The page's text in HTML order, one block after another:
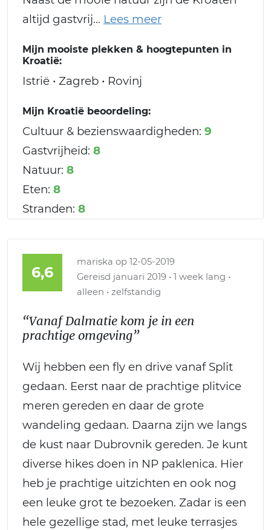
altijd gastvrij
Mijn mooiste plekken & hoogtepunten in
Kroatië:
Istrië • Zagreb • Rovinj
Mijn Kroatië beoordeling:
Cultuur & bezienswaardigheden: 9
Gastvrijheid: 8
Natuur: 8
Eten: 8
Stranden: 8
6,6
mariska op 12-05-2019
Gereisd januari 2019 • 1 week lang •
alleen • zelfstandig
“Vanaf Dalmatie kom je in een
prachtige omgeving”
Wij hebben een fly en drive vanaf Split
gedaan. Eerst naar de prachtige plitvice
meren gereden en daar de grote
wandeling gedaan. Daarna zijn we langs
de kust naar Dubrovnik gereden. Je kunt
diverse hikes doen in NP paklenica. Hier
heb je prachtige uitzichten en ook nog
een leuke grot te bezoeken. Zadar is een
hele gezellige stad, met leuke terrasjes